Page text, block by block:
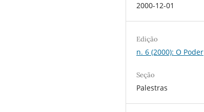
2000-12-01
Edição
n. 6 (2000): O Poder
Seção
Palestras